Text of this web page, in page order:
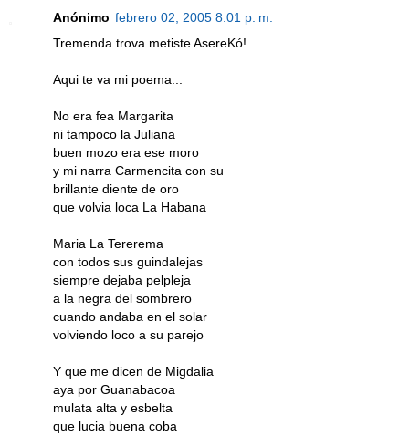
Anónimo febrero 02, 2005 8:01 p. m.
Tremenda trova metiste AsereKó!
Aqui te va mi poema...
No era fea Margarita
ni tampoco la Juliana
buen mozo era ese moro
y mi narra Carmencita con su
brillante diente de oro
que volvia loca La Habana
Maria La Tererema
con todos sus guindalejas
siempre dejaba pelpleja
a la negra del sombrero
cuando andaba en el solar
volviendo loco a su parejo
Y que me dicen de Migdalia
aya por Guanabacoa
mulata alta y esbelta
que lucia buena coba